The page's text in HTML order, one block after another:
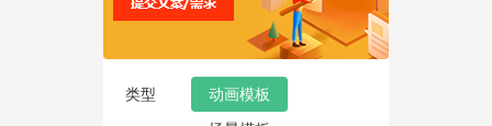
类型
动画模板